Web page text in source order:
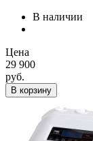
В наличии
Цена
29 900
руб.
В корзину